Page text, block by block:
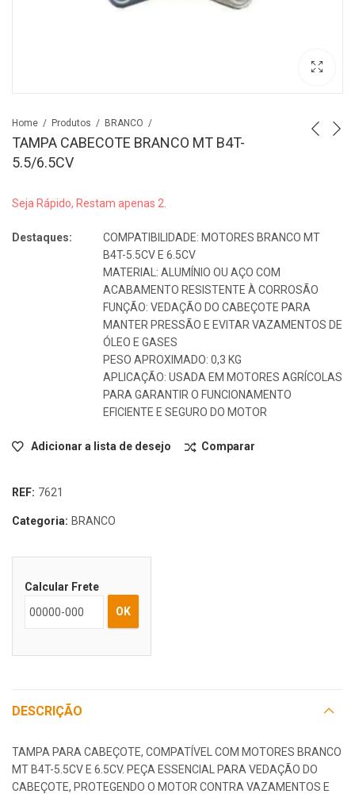
Home Produtos BRANCO
TAMPA CABECOTE BRANCO MT B4T-
5.5/6.5CV
Seja Rápido, Restam apenas 2.
Destaques:
COMPATIBILIDADE: MOTORES BRANCO MT
B4T-5.5CV E 6.5CV
MATERIAL: ALUMÍNIO OU AÇO COM
ACABAMENTO RESISTENTE À CORROSÃO
FUNÇÃO: VEDAÇÃO DO CABEÇOTE PARA
MANTER PRESSÃO E EVITAR VAZAMENTOS DE
ÓLEO E GASES
PESO APROXIMADO: 0,3 KG
APLICAÇÃO: USADA EM MOTORES AGRÍCOLAS
PARA GARANTIR O FUNCIONAMENTO
EFICIENTE E SEGURO DO MOTOR
Adicionar a lista de desejo Comparar
REF: 7621
Categoria: BRANCO
Calcular Frete
OK
DESCRIÇÃO
TAMPA PARA CABEÇOTE, COMPATÍVEL COM MOTORES BRANCO
MT B4T-5.5CV E 6.5CV. PEÇA ESSENCIAL PARA VEDAÇÃO DO
CABEÇOTE, PROTEGENDO O MOTOR CONTRA VAZAMENTOS E